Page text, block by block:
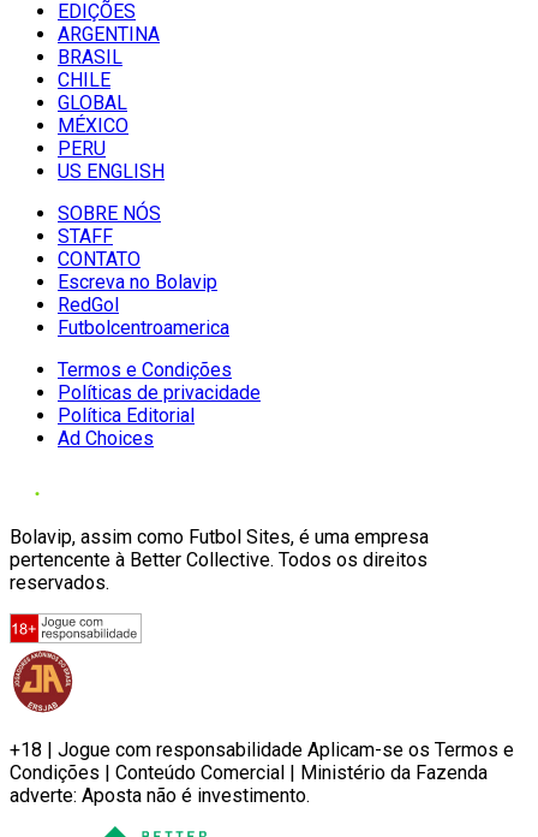
EDIÇÕES
ARGENTINA
BRASIL
CHILE
GLOBAL
MÉXICO
PERU
US ENGLISH
SOBRE NÓS
STAFF
CONTATO
Escreva no Bolavip
RedGol
Futbolcentroamerica
Termos e Condições
Políticas de privacidade
Política Editorial
Ad Choices
Bolavip, assim como Futbol Sites, é uma empresa
pertencente à Better Collective. Todos os direitos
reservados.
+18 | Jogue com responsabilidade Aplicam-se os Termos e
Condições | Conteúdo Comercial | Ministério da Fazenda
adverte: Aposta não é investimento.